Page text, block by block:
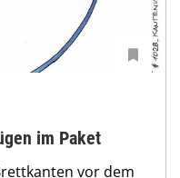
im Paket
vor dem